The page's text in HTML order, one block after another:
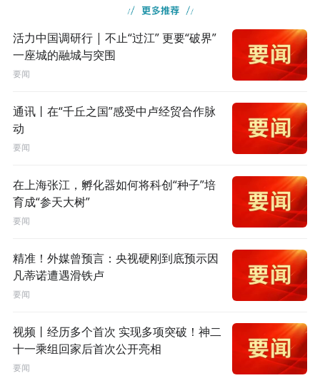
活力中国调研行 | 不止“过江” 更要“破界”
一座城的融城与突围
要闻
通讯丨在“千丘之国”感受中卢经贸合作脉
动
要闻
在上海张江，孵化器如何将科创“种子”培
育成“参天大树”
要闻
精准！外媒曾预言：央视硬刚到底预示因
凡蒂诺遭遇滑铁卢
要闻
视频丨经历多个首次 实现多项突破！神二
十一乘组回家后首次公开亮相
要闻